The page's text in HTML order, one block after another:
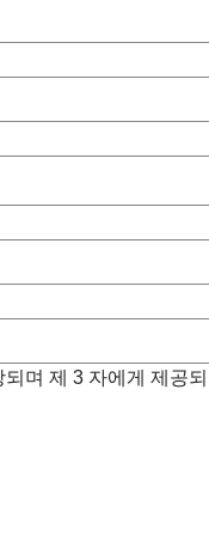
며 제 3 자에게 제공